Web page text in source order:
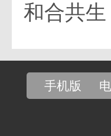
和合共
手机版